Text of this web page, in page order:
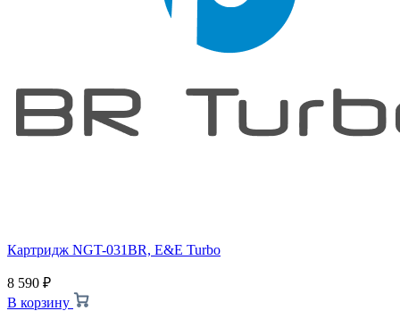
Картридж NGT-031BR, E&E Turbo
8 590 ₽
В корзину